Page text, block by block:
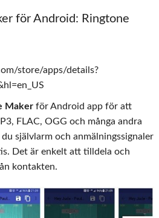
för Android: Ringtone
store/apps/details?
Maker för Android app för att
FLAC, OGG och många andra
självlarm och anmälningssignaler
Det är enkelt att tilldela och
kontakten.